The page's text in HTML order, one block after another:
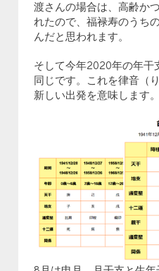
渡さんの場合は、高齢か
れたので、福禄寿のうち
んだと思われます。
そして今年2020年の年干
同じです。これを律音（
新しい出発を意味します。